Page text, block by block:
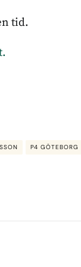
tid.
P4 GÖTEBORG